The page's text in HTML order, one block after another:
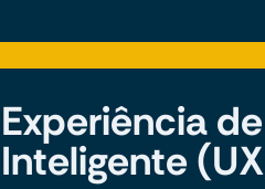
Experiência
Inteligente